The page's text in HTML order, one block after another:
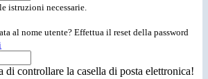
istruzioni necessarie.
al nome utente? Effettua il reset della password
di controllare la casella di posta elettronica!